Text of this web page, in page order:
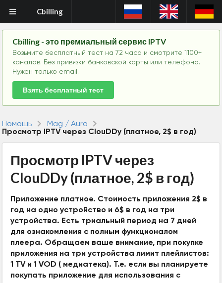
Cbilling
Cbilling - это премиальный сервис IPTV
Возьмите бесплатный тест на 72 часа и смотрите 1100+
каналов. Без привязки банковской карты или телефона.
Нужен только email.
Взять бесплатный тест
Помощь
Mag / Aura
Просмотр IPTV через ClouDDy (платное, 2$ в год)
Просмотр IPTV через
ClouDDy (платное, 2$ в год)
Приложение платное. Стоимость приложения 2$ в
год на одно устройство и 6$ в год на три
устройства. Есть триальный период на 7 дней
для ознакомления с полным функционалом
плеера. Обращаем ваше внимание, при покупке
приложения на три устройства лимит плейлистов:
1 TV и 1 VOD ( медиатека). Т.е. если вы планируете
покупать приложение для использования с